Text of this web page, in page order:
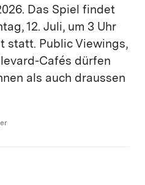
Das Spiel findet
12. Juli, um 3 Uhr
statt. Public Viewings,
Cafés dürfen
als auch draussen